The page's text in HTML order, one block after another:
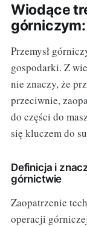
Wiodące
Przemysł
gospodarki. Z
nie znaczy, że
przeciwnie,
do części do
się kluczem do
Definicja i
górnictwie
Zaopatrzenie
operacji